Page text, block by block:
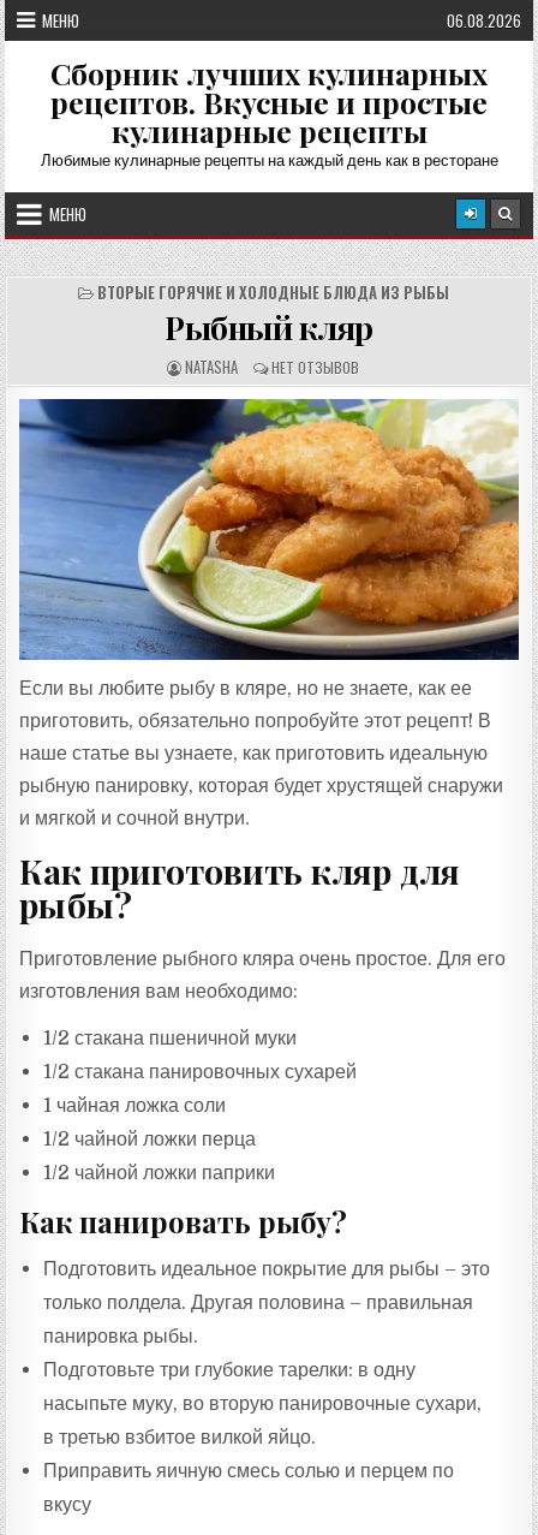
Перейти
к
содержимому
МЕНЮ 06.08.2026
Сборник лучших кулинарных
рецептов. Вкусные и простые
кулинарные рецепты
Любимые кулинарные рецепты на каждый день как в ресторане
МЕНЮ
ВТОРЫЕ ГОРЯЧИЕ И ХОЛОДНЫЕ БЛЮДА ИЗ РЫБЫ
Рыбный кляр
А
В
Т
Р
Е
Е
П
Т
А
NATASHA О
Т
З
Ы
В
Ы
:
НЕТ ОТЗЫВОВ
Если вы любите рыбу в кляре, но не знаете, как ее
приготовить, обязательно попробуйте этот рецепт! В
наше статье вы узнаете, как приготовить идеальную
рыбную панировку, которая будет хрустящей снаружи
и мягкой и сочной внутри.
Как приготовить кляр для
рыбы?
Приготовление рыбного кляра очень простое. Для его
изготовления вам необходимо:
1/2 стакана пшеничной муки
1/2 стакана панировочных сухарей
1 чайная ложка соли
1/2 чайной ложки перца
1/2 чайной ложки паприки
Как панировать рыбу?
Подготовить идеальное покрытие для рыбы – это
только полдела. Другая половина – правильная
панировка рыбы.
Подготовьте три глубокие тарелки: в одну
насыпьте муку, во вторую панировочные сухари,
в третью взбитое вилкой яйцо.
Приправить яичную смесь солью и перцем по
вкусу